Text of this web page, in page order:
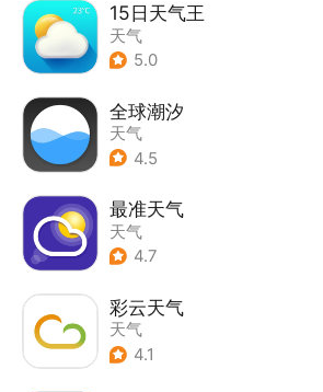
15日天气王
天气
5.0
全球潮汐
天气
4.5
最准天气
天气
4.7
彩云天气
天气
4.1